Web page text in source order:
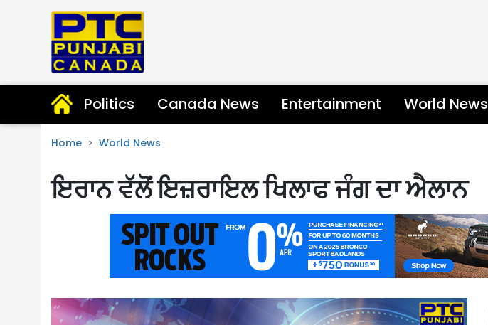
Politics Canada News Entertainment World News
Home World News
ਇਰਾਨ ਵੱਲੋਂ ਇਜ਼ਰਾਇਲ ਖਿਲਾਫ ਜੰਗ ਦਾ ਐਲਾਨ